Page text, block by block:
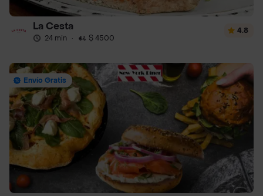
La Cesta
24 min · $ 4500
4.8
Envío Gratis